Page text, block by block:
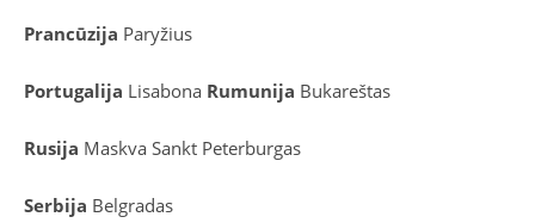
Prancūzija Paryžius
Portugalija Lisabona Rumunija Bukareštas
Rusija Maskva Sankt Peterburgas
Serbija Belgradas